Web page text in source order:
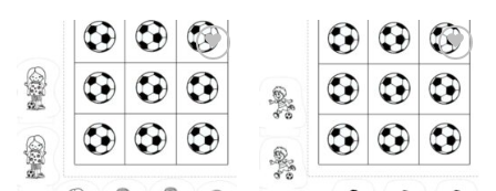
Adicionar
aos
meus
desejos
Adicionar
aos
meus
desejos